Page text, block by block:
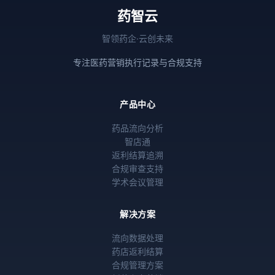
药智云
智领药企·云创未来
专注医药营销执行记录与合规支持
产品中心
药品流向分析
智店通
返利结算追溯
合规审查支持
学术会议管理
解决方案
流向数据处理
药店返利结算
合规管理方案